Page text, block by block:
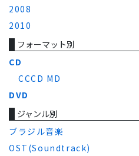
2008
2010
フォーマット別
CD
CCCD MD
DVD
ジャンル別
ブラジル音楽
OST(Soundtrack)